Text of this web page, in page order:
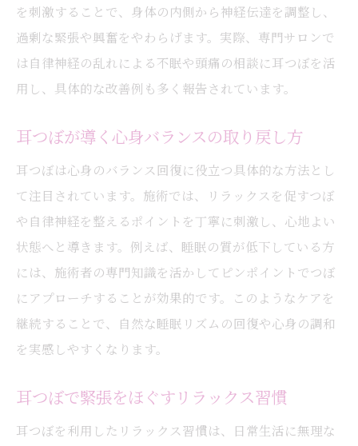
を刺激することで、身体の内側から神経伝達を調整し、
過剰な緊張や興奮をやわらげます。実際、専門サロンで
は自律神経の乱れによる不眠や頭痛の相談に耳つぼを活
用し、具体的な改善例も多く報告されています。
耳つぼが導く心身バランスの取り戻し方
耳つぼは心身のバランス回復に役立つ具体的な方法とし
て注目されています。施術では、リラックスを促すつぼ
や自律神経を整えるポイントを丁寧に刺激し、心地よい
状態へと導きます。例えば、睡眠の質が低下している方
には、施術者の専門知識を活かしてピンポイントでつぼ
にアプローチすることが効果的です。このようなケアを
継続することで、自然な睡眠リズムの回復や心身の調和
を実感しやすくなります。
耳つぼで緊張をほぐすリラックス習慣
耳つぼを利用したリラックス習慣は、日常生活に無理な